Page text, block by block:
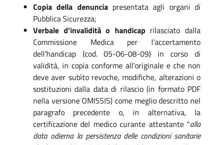
Copia della denuncia presentata agli organi di
Pubblica Sicurezza;
Verbale d'invalidità o handicap rilasciato dalla
Commissione Medica per l’accertamento
dell’handicap (cod. 05-06-08-09) in corso di
validità, in copia conforme all'originale e che non
deve aver subìto revoche, modifiche, alterazioni o
sostituzioni dalla data di rilascio (in formato PDF
nella versione OMISSIS) come meglio descritto nel
paragrafo precedente o, in alternativa, la
certificazione del medico curante attestante "alla
data odierna la persistenza delle condizioni sanitarie